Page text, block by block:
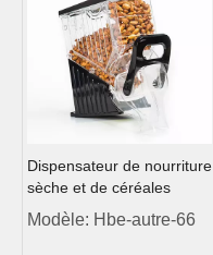
Dispensateur de nourriture
sèche et de céréales
Modèle: Hbe-autre-66